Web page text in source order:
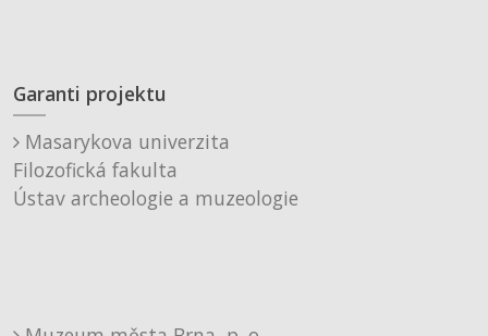
Garanti projektu
Masarykova univerzita
Filozofická fakulta
Ústav archeologie a muzeologie